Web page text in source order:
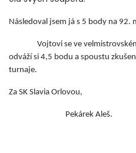
Následoval jsem já s 5 body na 92.
Vojtovi se ve velmistrovském
odváží si 4,5 bodu a spoustu
turnaje.
Za SK Slavia Orlovou,
Pekárek Aleš.